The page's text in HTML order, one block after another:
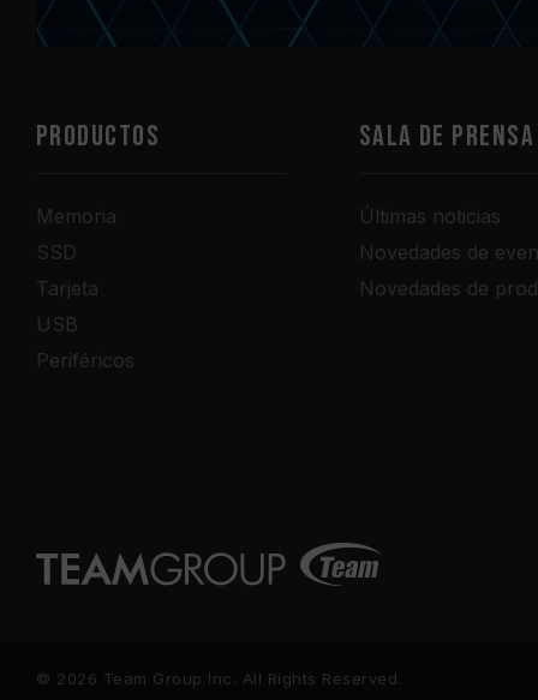
PRODUCTOS
Memoria
SSD
Tarjeta
USB
Periféricos
Sala de prensa
Últimas noticias
Novedades de
Novedades de
© 2026 Team Group Inc. All Rights Reserved.